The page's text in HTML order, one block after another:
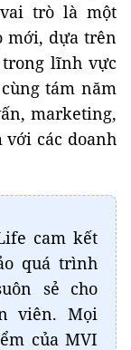
trò là một
mới, dựa trên
lĩnh vực
tám năm
marketing,
với các doanh
cam kết
quá trình
sẻ cho
viên. Mọi
của MVI